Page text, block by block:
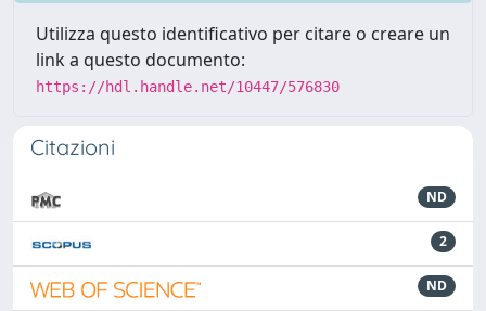
Utilizza questo identificativo per citare o creare un
link a questo documento:
https://hdl.handle.net/10447/576830
Citazioni
ND
2
ND